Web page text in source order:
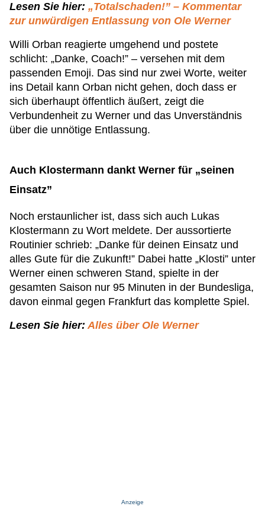
Lesen Sie hier: „Totalschaden!” – Kommentar
zur unwürdigen Entlassung von Ole Werner
Willi Orban reagierte umgehend und postete
schlicht: „Danke, Coach!” – versehen mit dem
passenden Emoji. Das sind nur zwei Worte, weiter
ins Detail kann Orban nicht gehen, doch dass er
sich überhaupt öffentlich äußert, zeigt die
Verbundenheit zu Werner und das Unverständnis
über die unnötige Entlassung.
Auch Klostermann dankt Werner für „seinen
Einsatz”
Noch erstaunlicher ist, dass sich auch Lukas
Klostermann zu Wort meldete. Der aussortierte
Routinier schrieb: „Danke für deinen Einsatz und
alles Gute für die Zukunft!” Dabei hatte „Klosti” unter
Werner einen schweren Stand, spielte in der
gesamten Saison nur 95 Minuten in der Bundesliga,
davon einmal gegen Frankfurt das komplette Spiel.
Lesen Sie hier:Alles über Ole Werner
Anzeige